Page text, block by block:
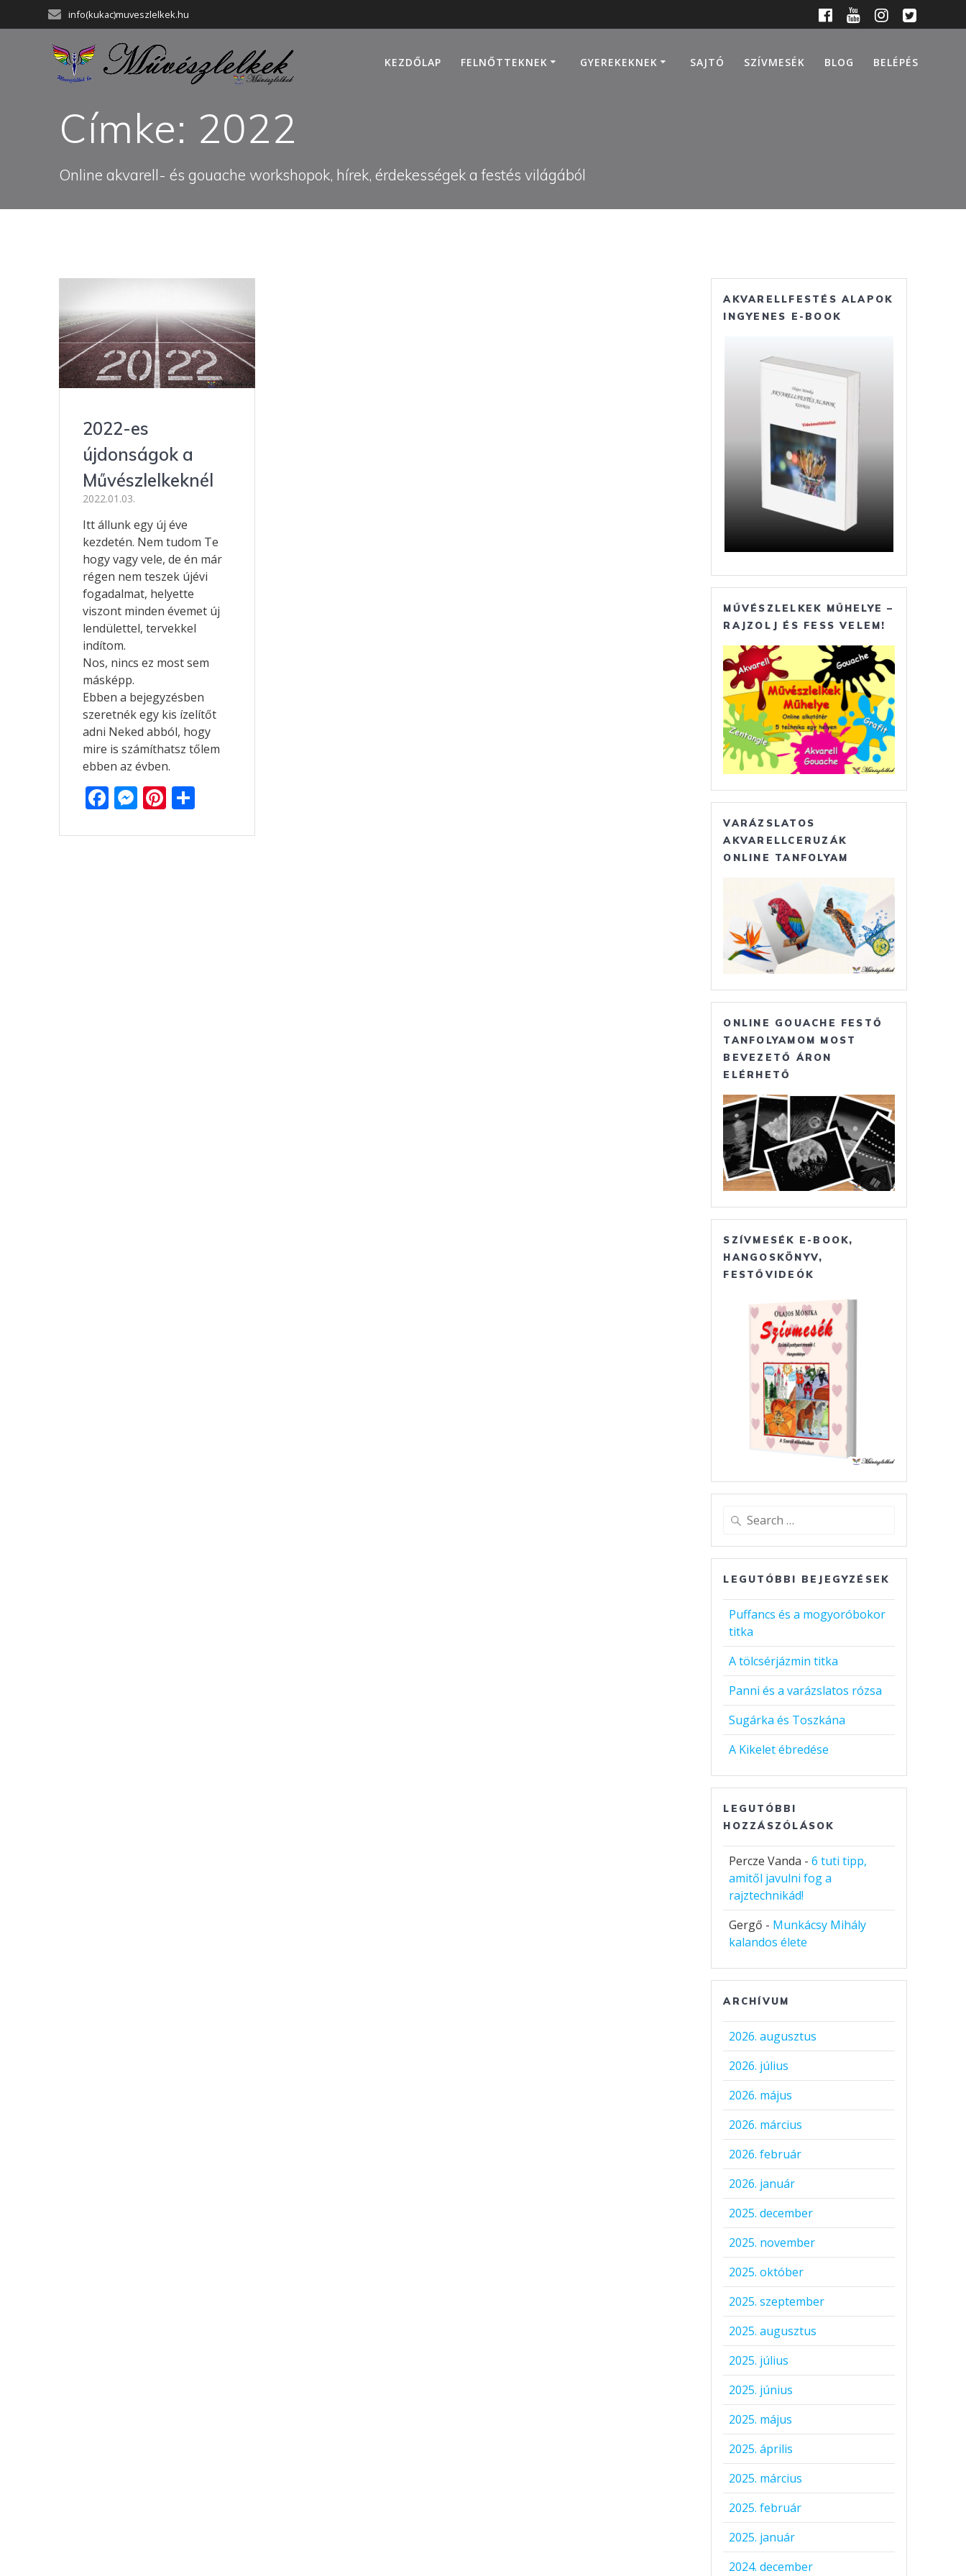
to
info(kukac)muveszlelkek.hu
KEZDŐLAP FELNŐTTEKNEK GYEREKEKNEK SAJTÓ SZÍVMESÉK BLOG BELÉPÉS
Címke: 2022
Online akvarell- és gouache workshopok, hírek, érdekességek a festés világából
2022-es
újdonságok a
Művészlelkeknél
2022.01.03.
Itt állunk egy új éve
kezdetén. Nem tudom Te
hogy vagy vele, de én már
régen nem teszek újévi
fogadalmat, helyette
viszont minden évemet új
lendülettel, tervekkel
indítom.
Nos, nincs ez most sem
másképp.
Ebben a bejegyzésben
szeretnék egy kis ízelítőt
adni Neked abból, hogy
mire is számíthatsz tőlem
ebben az évben.
F
e
M
ss
Pi
er za
AKVARELLFESTÉS ALAPOK
INGYENES E-BOOK
MŰVÉSZLELKEK MŰHELYE –
RAJZOLJ ÉS FESS VELEM!
VARÁZSLATOS
AKVARELLCERUZÁK
ONLINE TANFOLYAM
ONLINE GOUACHE FESTŐ
TANFOLYAMOM MOST
BEVEZETŐ ÁRON
ELÉRHETŐ
SZÍVMESÉK E-BOOK,
HANGOSKÖNYV,
FESTŐVIDEÓK
Search
LEGUTÓBBI BEJEGYZÉSEK
Puffancs és a mogyoróbokor
titka
A tölcsérjázmin titka
Panni és a varázslatos rózsa
Sugárka és Toszkána
A Kikelet ébredése
LEGUTÓBBI
HOZZÁSZÓLÁSOK
Percze Vanda -6 tuti tipp,
amitől javulni fog a
rajztechnikád!
Gergő - Munkácsy Mihály
kalandos élete
ARCHÍVUM
2026. augusztus
2026. július
2026. május
2026. március
2026. február
2026. január
2025. december
2025. november
2025. október
2025. szeptember
2025. augusztus
2025. július
2025. június
2025. május
2025. április
2025. március
2025. február
2025. január
2024. december